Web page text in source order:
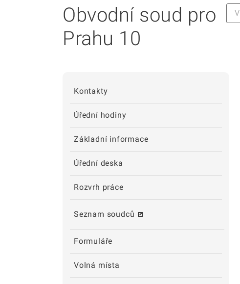
Obvodní soud pro
Prahu 10
Kontakty
Úřední hodiny
Základní informace
Úřední deska
Rozvrh práce
Seznam soudců
Formuláře
Volná místa